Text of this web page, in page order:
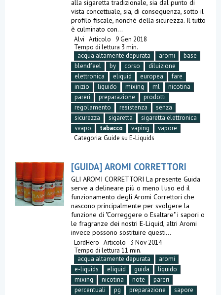
alla sigaretta tradizionale, sia dal punto di
vista concettuale, sia, di conseguenza, sotto il
profilo fiscale, nonché della sicurezza. Il tutto
è culminato con...
Alvi Articolo
9 Gen 2018
Tempo di lettura 3 min.
acqua altamente depurata
aromi
base
blendfeel
by corso
diluizione
elettronica
eliquid europea
fare
inizio
liquido mixing ml
nicotina
pareri
preparazione
prodotti
regolamento
resistenza
senza
sicurezza
sigaretta
sigaretta elettronica
svapo
tabacco vaping
vapore
Categoria:Guide su E-Liquids
[GUIDA] AROMI CORRETTORI
GLI AROMI CORRETTORI La presente Guida
serve a delineare più o meno l'uso ed il
funzionamento degli Aromi Correttori che
nascono principalmente per svolgere la
funzione di "Correggere o Esaltare" i sapori o
le fragranze dei nostri E-Liquid, altri Aromi
invece possono sostituire questi...
LordHero Articolo
3 Nov 2014
Tempo di lettura 11 min.
acqua altamente depurata
aromi
e-liquids
eliquid guida
liquido
mixing
nicotina note
pareri
percentuali
pg preparazione
sapore